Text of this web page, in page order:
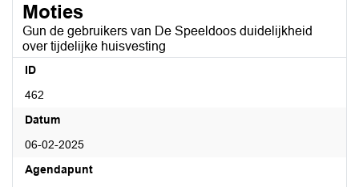
Moties
Gun de gebruikers van De Speeldoos duidelijkheid
over tijdelijke huisvesting
ID
462
Datum
06-02-2025
Agendapunt